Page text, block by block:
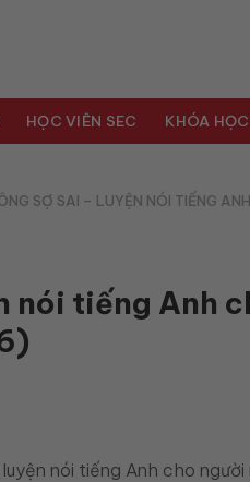
HỌC VIÊN SEC KHÓA
SỢ SAI – LUYỆN NÓI TIẾNG
nói tiếng Anh
nói tiếng Anh cho